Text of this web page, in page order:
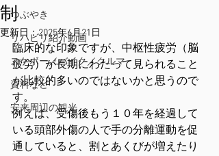
つぶやき
リハビリ紹介動画
スケボー／バイク／クルマ
資料など
安来周辺の観光
制
更新日：2025年6月21日
臨床的な印象ですが、中枢性疲労（脳
疲労）が長期にわたって見られること
が比較的多いのではないかと思うので
す。
例えば、受傷後もう１０年を経過して
いる頭部外傷の人で手の分離運動を促
通していると、割とあくびが増えたり